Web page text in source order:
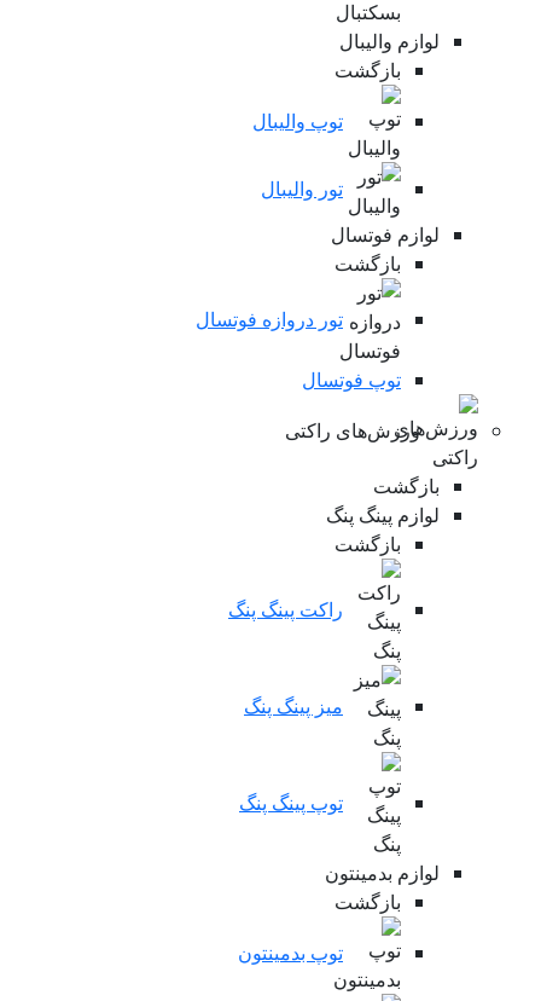
لوازم والیبال
بازگشت
توپ والیبال
تور والیبال
لوازم فوتسال
بازگشت
تور دروازه فوتسال
توپ فوتسال
ورزش‌های راکتی
بازگشت
لوازم پینگ پنگ
بازگشت
راکت پینگ پنگ
میز پینگ پنگ
توپ پینگ پنگ
لوازم بدمینتون
بازگشت
توپ بدمینتون